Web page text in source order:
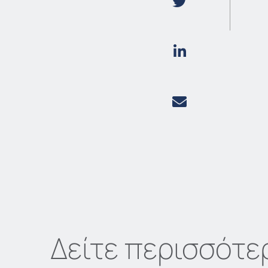
Δείτε